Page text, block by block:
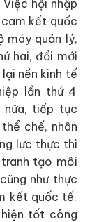
hội nhập
cam kết quốc
máy quản lý,
hai, đổi mới
nền kinh tế
lần thứ 4
nữa, tiếp tục
chế, nhân
lực thực thi
tạo môi
như thực
kết quốc tế.
tốt công